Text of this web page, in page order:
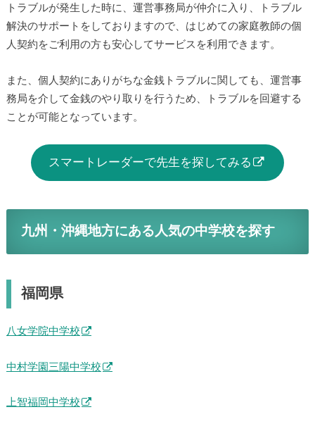
トラブルも防ぐことができます。
一般的な家庭教師マッチングサイトとは異なり、先生との間
ブル解決のサポートをしておりますので、はじめての家庭教
師の個人契約をご利用の方も安心してサービスを利用できま
す。
また、個人契約にありがちな金銭トラブルに関しても、運営
事務局を介して金銭のやり取りを行うため、トラブルを回避
スマートレーダーで先生を探してみる
九州・沖縄地方にある人気の中学校を探す
福岡県
八女学院中学校